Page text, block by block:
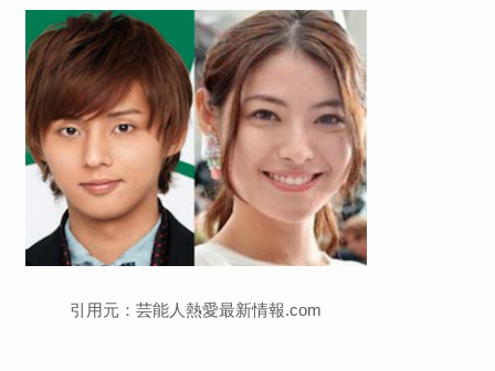
引用元：芸能人熱愛最新情報.com